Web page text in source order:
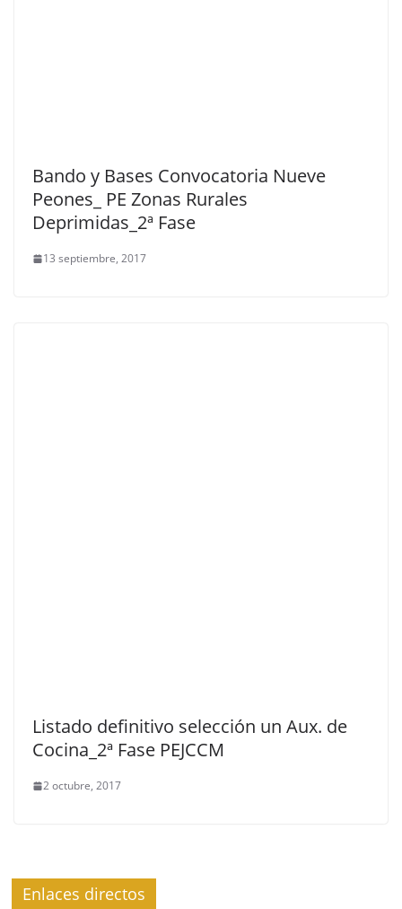
Bando y Bases Convocatoria Nueve
Peones_ PE Zonas Rurales
Deprimidas_2ª Fase
13 septiembre, 2017
Listado definitivo selección un Aux. de
Cocina_2ª Fase PEJCCM
2 octubre, 2017
Enlaces directos